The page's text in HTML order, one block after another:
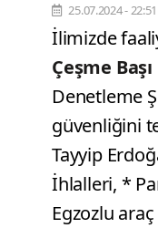
25.07.2024 - 22:51
İlimizde
Çeşme
Denetleme
güvenliğini
Tayyip
İhlalleri, *
Egzozlu